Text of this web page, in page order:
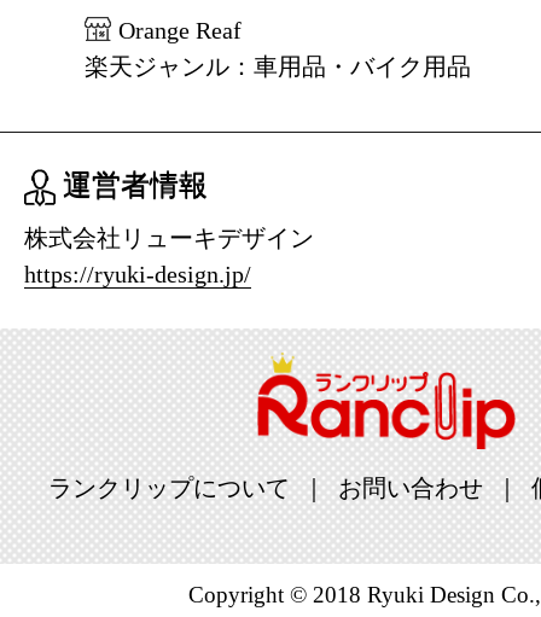
Orange Reaf
楽天ジャンル：車用品・バイク用品
運営者情報
株式会社リューキデザイン
https://ryuki-design.jp/
ランクリップについて お問い合わせ
Copyright © 2018 Ryuki Design